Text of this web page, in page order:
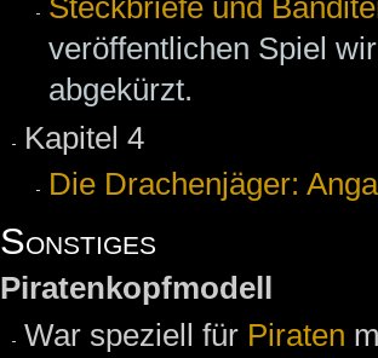
veröffentlichen Spiel
abgekürzt.
Kapitel 4
Die Drachenjäger:
Sonstiges
Piratenkopfmodell
War speziell für Piraten